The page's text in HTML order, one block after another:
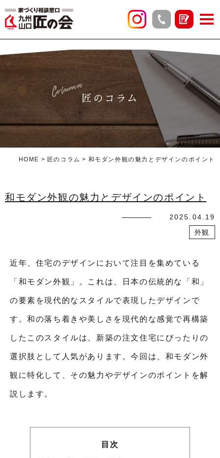
匠のコラム
Column
HOME 匠のコラム 和モダン外観の魅力とデザインのポイント
和モダン外観の魅力とデザインのポイント
2025.04.19
外観
近年、住宅のデザインにおいて注目を集めている
「和モダン外観」。これは、日本の伝統的な「和」
の要素を現代的なスタイルで表現したデザインで
す。和の落ち着きや美しさを現代的な感覚で再構築
したこのスタイルは、新築の注文住宅にぴったりの
選択肢として人気があります。今回は、和モダン外
観に特化して、その魅力やデザインのポイントを解
説します。
目次